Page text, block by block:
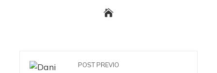
POST PREVIO